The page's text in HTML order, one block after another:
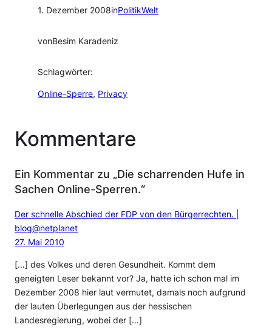
1. Dezember 2008inPolitikWelt
vonBesim Karadeniz
Schlagwörter:
Online-Sperre, Privacy
Kommentare
Ein Kommentar zu „Die scharrenden Hufe in
Sachen Online-Sperren.“
Der schnelle Abschied der FDP von den Bürgerrechten. |
blog@netplanet
27. Mai 2010
[…] des Volkes und deren Gesundheit. Kommt dem
geneigten Leser bekannt vor? Ja, hatte ich schon mal im
Dezember 2008 hier laut vermutet, damals noch aufgrund
der lauten Überlegungen aus der hessischen
Landesregierung, wobei der […]